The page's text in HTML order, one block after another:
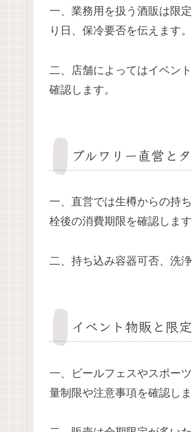
一、業務用を扱う酒販は限
り日、保冷要否を伝えます。
二、店舗によってはイベン
確認します。
ブルワリー直営と
一、直営では生樽からの持
栓後の消費期限を確認します
二、持ち込み容器可否、洗
イベント物販と限
一、ビールフェスやスポー
量制限や注意事項を確認しま